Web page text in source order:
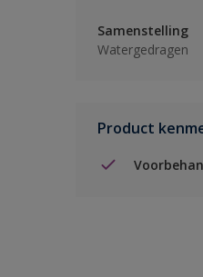
Samenstelling
Watergedragen
Product